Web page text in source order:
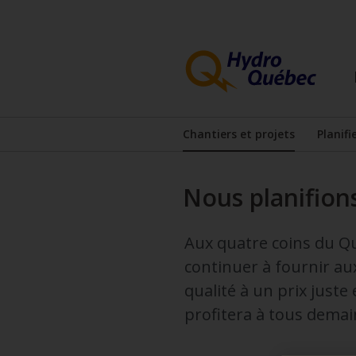
principal
de
pied
de
Chantiers et projets
Afficher le sous-menu
Nous
Aux quatre coins du
continuer à fournir
qualité à un prix juste
profitera à tous